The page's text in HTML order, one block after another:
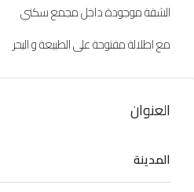
الشقة موجودة داخل مجمع سكني
مع اطلالة مفتوحة على الطبيعة و البحر
العنوان
المدينة